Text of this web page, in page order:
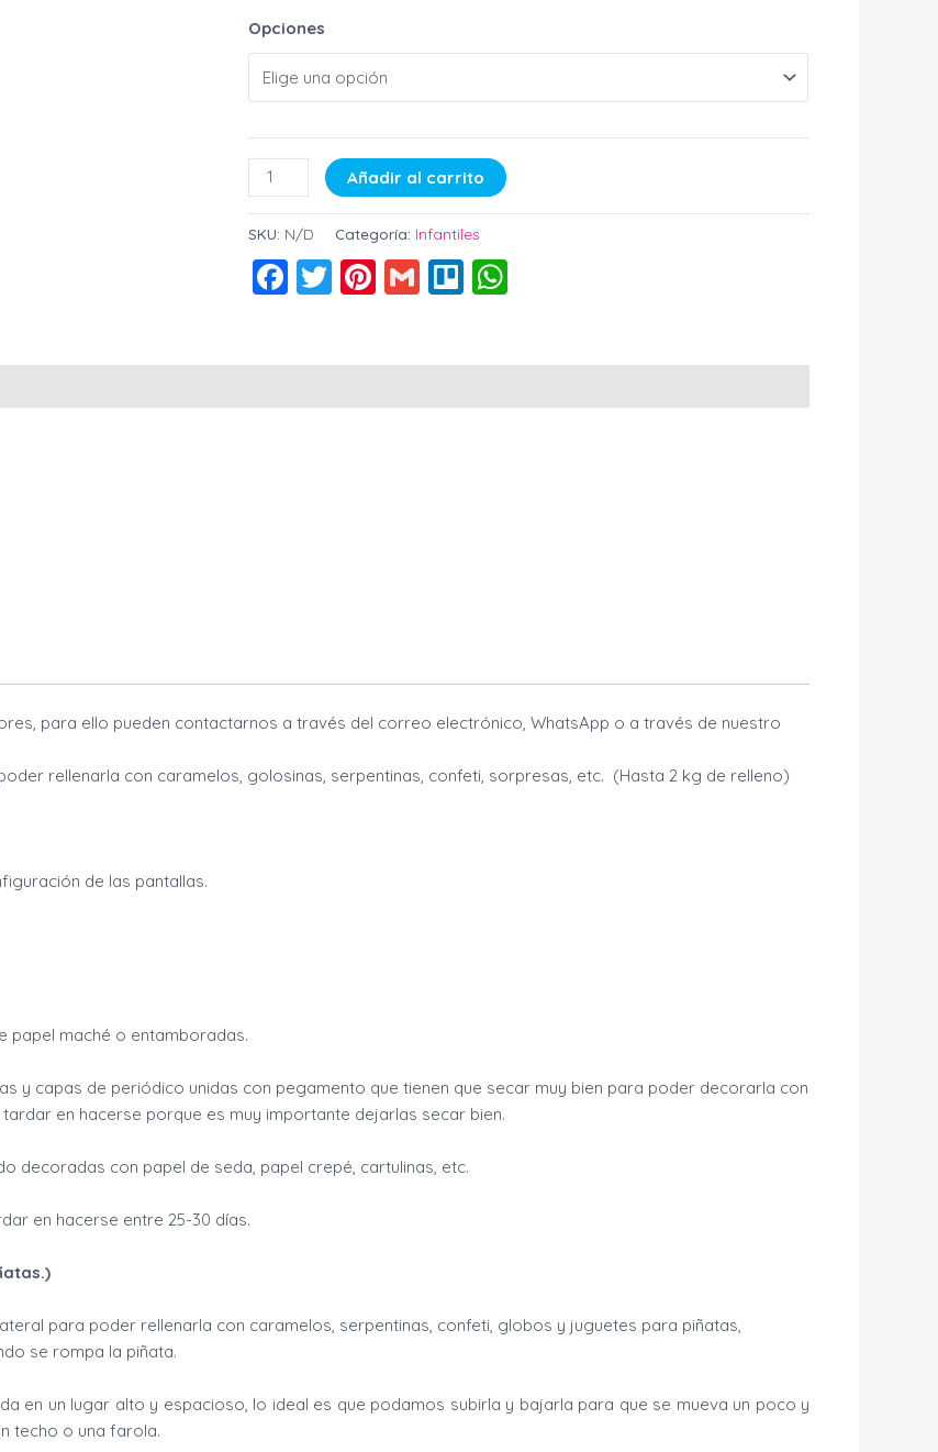
Opciones
Añadir al carrito
SKU: N/D Categoría: Infantiles
Facebook
Twitter
Pinterest
Gmail
Trello
para ello pueden contactarnos a través del correo electrónico, WhatsApp o a través de nuestro
rellenarla con caramelos, golosinas, serpentinas, confeti, sorpresas, etc. (Hasta 2 kg de relleno)
de las pantallas.
papel maché o entamboradas.
y capas de periódico unidas con pegamento que tienen que secar muy bien para poder decorarla con
en hacerse porque es muy importante dejarlas secar bien.
decoradas con papel de seda, papel crepé, cartulinas, etc.
en hacerse entre 25-30 días.
para poder rellenarla con caramelos, serpentinas, confeti, globos y juguetes para piñatas,
se rompa la piñata.
en un lugar alto y espacioso, lo ideal es que podamos subirla y bajarla para que se mueva un poco y
techo o una farola.